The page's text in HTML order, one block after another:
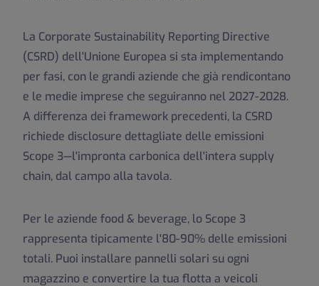
La Corporate Sustainability Reporting Directive
(CSRD) dell'Unione Europea si sta implementando
per fasi, con le grandi aziende che già rendicontano
e le medie imprese che seguiranno nel 2027-2028.
A differenza dei framework precedenti, la CSRD
richiede disclosure dettagliate delle emissioni
Scope 3—l'impronta carbonica dell'intera supply
chain, dal campo alla tavola.
Per le aziende food & beverage, lo Scope 3
rappresenta tipicamente l'80-90% delle emissioni
totali. Puoi installare pannelli solari su ogni
magazzino e convertire la tua flotta a veicoli